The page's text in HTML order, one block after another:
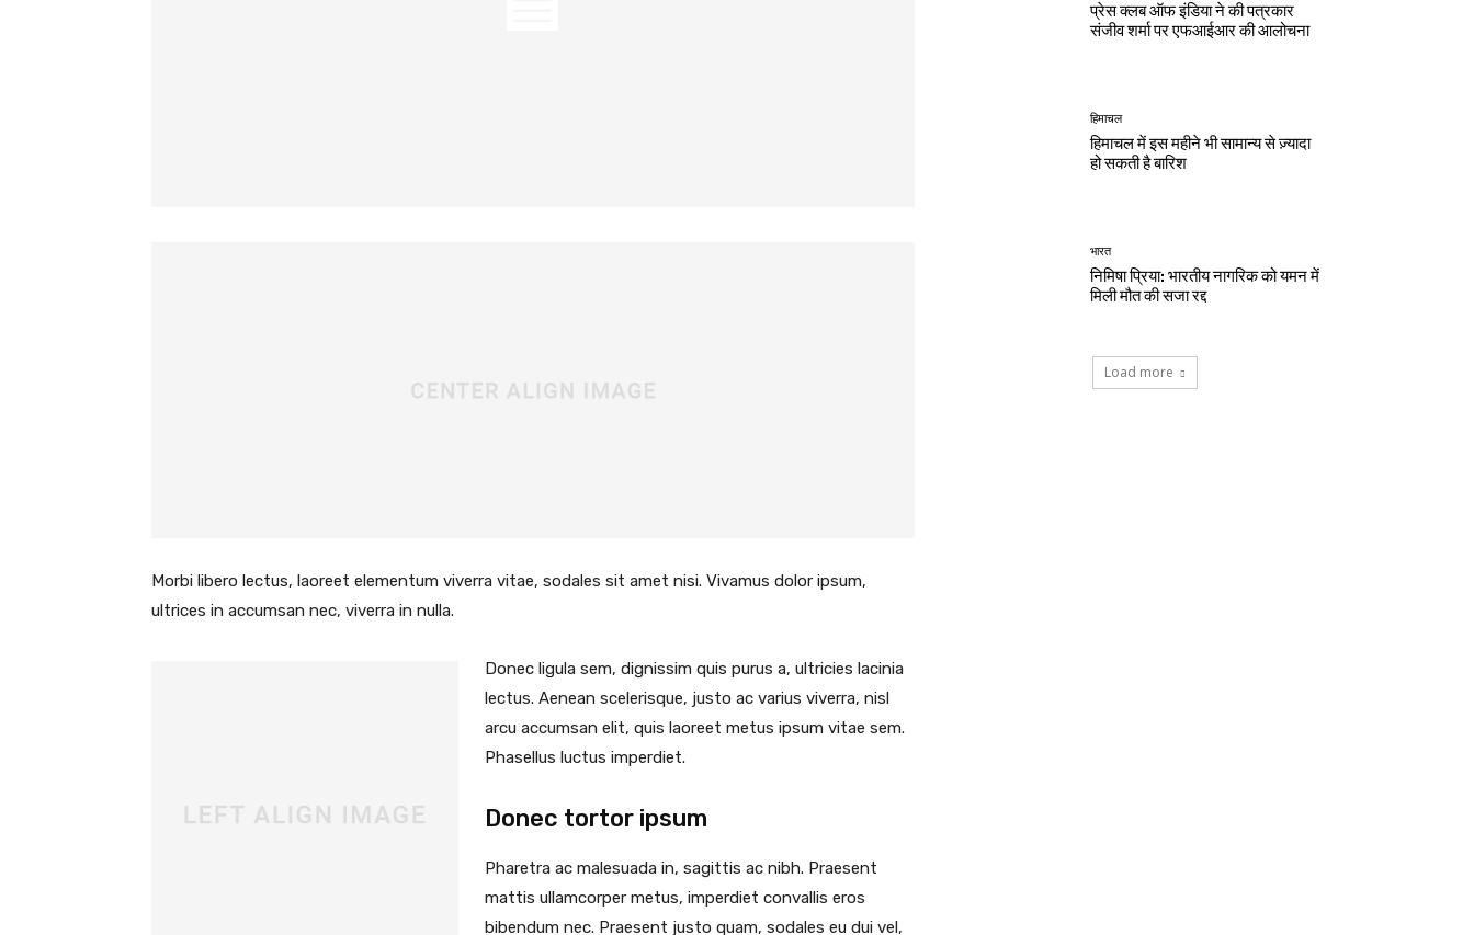
Morbi libero lectus, laoreet elementum viverra vitae, sodales sit amet nisi. Vivamus dolor ipsum,
ultrices in accumsan nec, viverra in nulla.
Donec ligula sem, dignissim quis purus a, ultricies lacinia
lectus. Aenean scelerisque, justo ac varius viverra, nisl
arcu accumsan elit, quis laoreet metus ipsum vitae sem.
Phasellus luctus imperdiet.
Donec tortor ipsum
Pharetra ac malesuada in, sagittis ac nibh. Praesent
mattis ullamcorper metus, imperdiet convallis eros
bibendum nec. Praesent justo quam, sodales eu dui vel,
प्रेस क्लब ऑफ इंडिया ने की पत्रकार
संजीव शर्मा पर एफआईआर की आलोचना
हिमाचल
हिमाचल में इस महीने भी सामान्य से ज़्यादा
हो सकती है बारिश
भारत
निमिषा प्रिया: भारतीय नागरिक को यमन में
मिली मौत की सजा रद्द
Load more